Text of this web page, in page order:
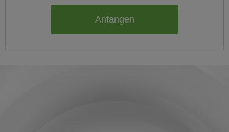
Anfangen